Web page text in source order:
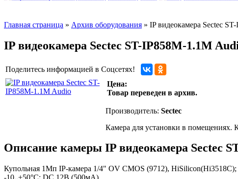
Главная страница » Архив оборудования » IP видеокамера Sectec
IP видеокамера Sectec ST-IP858M-1.1M
Поделитесь информацией в Соцсетях!
Цена:
Товар переведен в архив.
Производитель: Sectec
Камера для установки в помещениях.
Описание камеры IP видеокамера Sectec
Купольная 1Мп IP-камера 1/4" OV CMOS (9712),
-10..+50°C; DC 12В (500мА)